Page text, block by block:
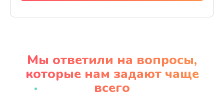
Заказать
Замена клапана термоблока
Мы ответили на вопросы,
которые нам задают чаще
всего